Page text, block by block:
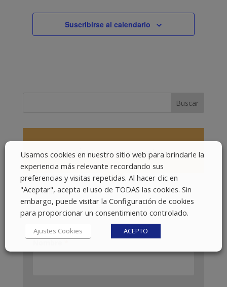
Suscribirse al calendario
SUSCRÍBETE a nuestra Newsletter
Email*
Usamos cookies en nuestro sitio web para brindarle la
experiencia más relevante recordando sus
preferencias y visitas repetidas. Al hacer clic en
"Aceptar", acepta el uso de TODAS las cookies. Sin
embargo, puede visitar la Configuración de cookies
para proporcionar un consentimiento controlado.
Ajustes Cookies ACEPTO